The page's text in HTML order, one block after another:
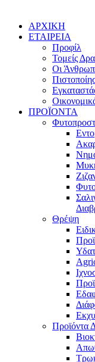
ΑΡΧΙΚΗ
ΕΤΑΙΡΕΙΑ
Προφίλ
Τομείς
Οι
ΠΡΟΪΟΝΤΑ
Θρέψη
Προϊόντα